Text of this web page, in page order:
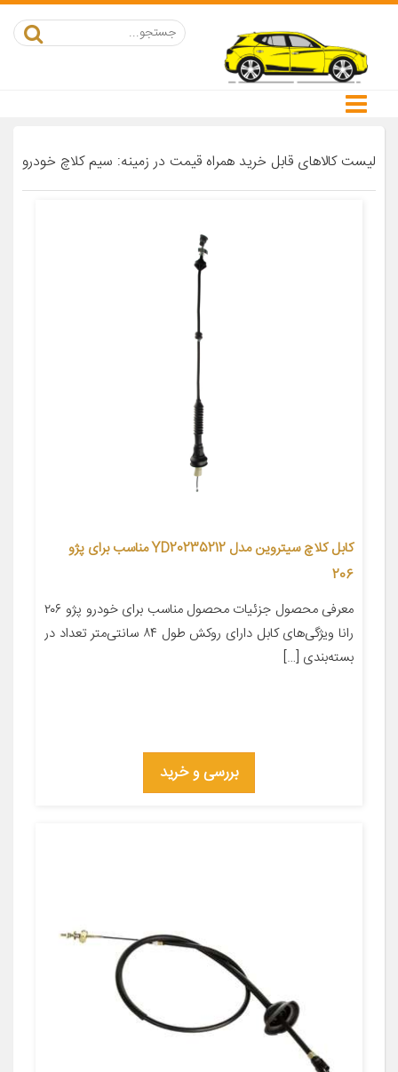
لیست کالاهای قابل خرید همراه قیمت در زمینه: سیم کلاچ خودرو
کابل کلاچ سیتروین مدل YD20235212 مناسب برای پژو
206
معرفی محصول جزئیات محصول مناسب برای خودرو پژو ۲۰۶
رانا ویژگی‌های کابل دارای روکش طول ۸۴ سانتی‌متر تعداد در
بسته‌بندی […]
بررسی و خرید